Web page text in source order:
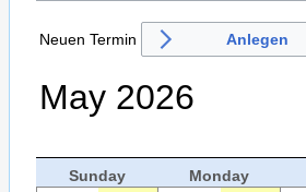
Jump
Jump
Neuen Termin Anlegen
May 2026
Sunday Monday